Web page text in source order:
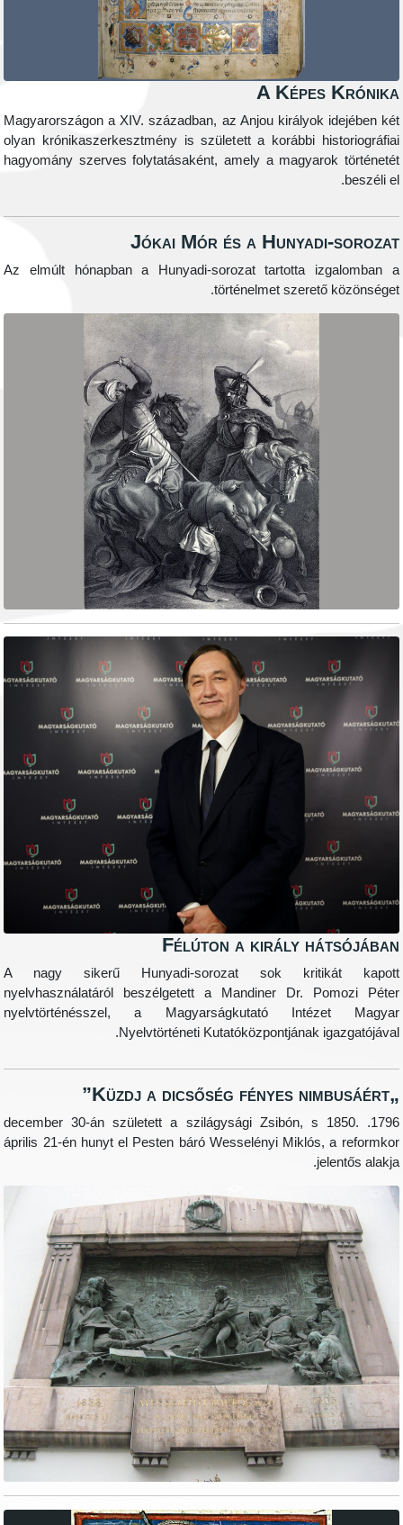
A
Magyarországon a XIV. században, az Anjou királyok
olyan krónikaszerkesztmény is született a korábbi
hagyomány szerves folytatásaként, amely a
Jókai Mór és a
Az elmúlt hónapban a Hunyadi-sorozat tartotta
történelmet szerető
Félúton a király
A nagy sikerű Hunyadi-sorozat sok
nyelvhasználatáról beszélgetett a Mandiner Dr.
nyelvtörténésszel, a Magyarságkutató
Nyelvtörténeti Kutatóközpontjának
1796. december 30-án született a szilágysági Zsibón, s
április 21-én hunyt el Pesten báró Wesselényi Miklós,